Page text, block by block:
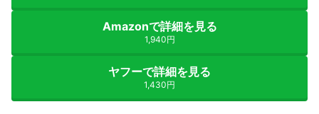
Amazonで詳細を見る
1,940円
ヤフーで詳細を見る
1,430円